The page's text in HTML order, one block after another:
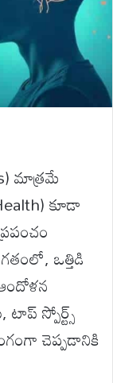
మాత్రమే
కూడా
ఒత్తిడి
టాప్ స్పోర్ట్స్
చెప్పడానికి